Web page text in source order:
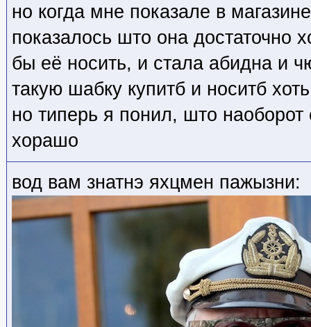
но когда мне показале в
показалось што она
бы её носить, и стала абидна и
такую шабку купитб и носитб
но типерь я понил, што
хорашо
вод вам знатнэ яхцмен пажызни: